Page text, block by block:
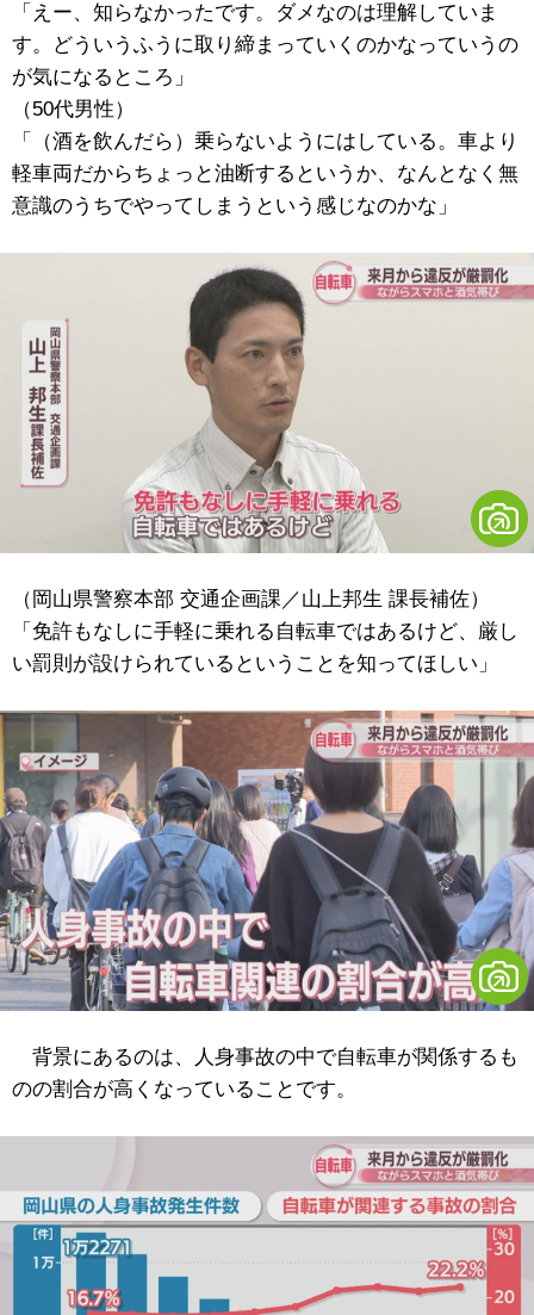
「えー、知らなかったです。ダメなのは理解していま
す。どういうふうに取り締まっていくのかなっていうの
が気になるところ」
（50代男性）
「（酒を飲んだら）乗らないようにはしている。車より
軽車両だからちょっと油断するというか、なんとなく無
意識のうちでやってしまうという感じなのかな」
（岡山県警察本部 交通企画課／山上邦生 課長補佐）
「免許もなしに手軽に乗れる自転車ではあるけど、厳し
い罰則が設けられているということを知ってほしい」
背景にあるのは、人身事故の中で自転車が関係するも
のの割合が高くなっていることです。